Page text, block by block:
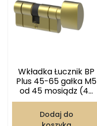
Wkładka Łucznik BP
Plus 45-65 gałka M5
od 45 mosiądz (4...
Dodaj do